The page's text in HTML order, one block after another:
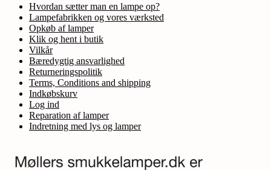
Hvordan sætter man en lampe op?
Lampefabrikken og vores værksted
Opkøb af lamper
Klik og hent i butik
Vilkår
Bæredygtig ansvarlighed
Returneringspolitik
Terms, Conditions and shipping
Indkøbskurv
Log ind
Reparation af lamper
Indretning med lys og lamper